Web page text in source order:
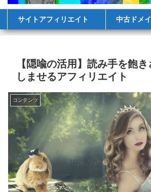
サイトアフィリエイト 中古ドメ
【隠喩の活用】読み手を飽
しませるアフィリエイト
コンテンツ